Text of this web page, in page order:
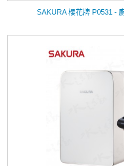
SAKURA 櫻花牌 P0531 -